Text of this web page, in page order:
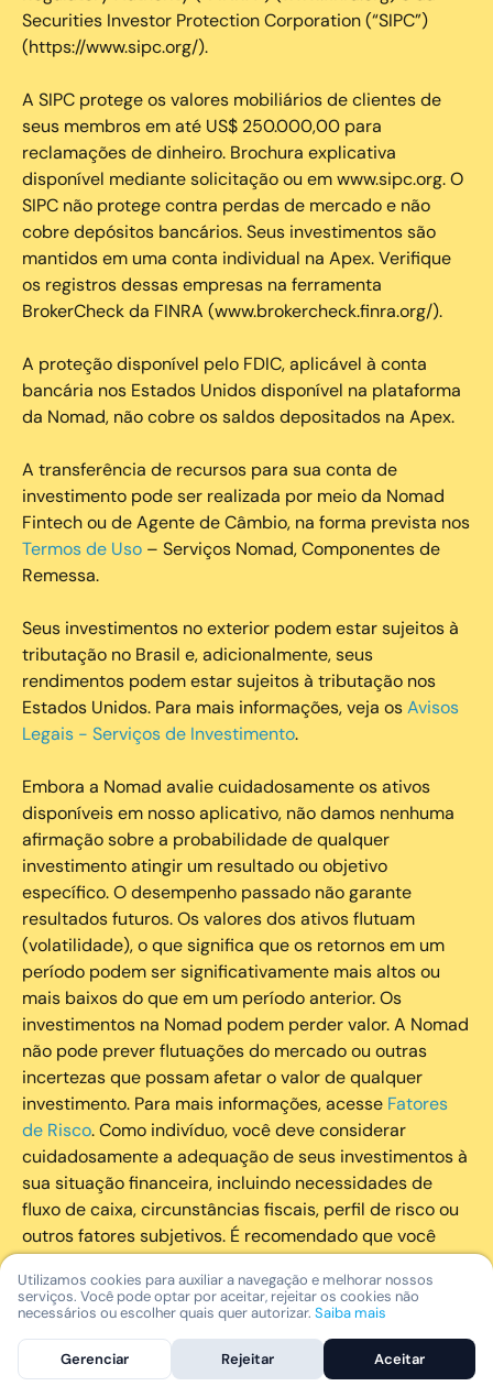
Securities Investor Protection Corporation (“SIPC”)
(https://www.sipc.org/).
A SIPC protege os valores mobiliários de clientes de
seus membros em até US$ 250.000,00 para
reclamações de dinheiro. Brochura explicativa
disponível mediante solicitação ou em www.sipc.org. O
SIPC não protege contra perdas de mercado e não
cobre depósitos bancários. Seus investimentos são
mantidos em uma conta individual na Apex. Verifique
os registros dessas empresas na ferramenta
BrokerCheck da FINRA (www.brokercheck.finra.org/).
A proteção disponível pelo FDIC, aplicável à conta
bancária nos Estados Unidos disponível na plataforma
da Nomad, não cobre os saldos depositados na Apex.
A transferência de recursos para sua conta de
investimento pode ser realizada por meio da Nomad
Fintech ou de Agente de Câmbio, na forma prevista nos
Termos de Uso – Serviços Nomad, Componentes de
Remessa.
Seus investimentos no exterior podem estar sujeitos à
tributação no Brasil e, adicionalmente, seus
rendimentos podem estar sujeitos à tributação nos
Estados Unidos. Para mais informações, veja osAvisos
Legais - Serviços de Investimento.
Embora a Nomad avalie cuidadosamente os ativos
disponíveis em nosso aplicativo, não damos nenhuma
afirmação sobre a probabilidade de qualquer
investimento atingir um resultado ou objetivo
específico. O desempenho passado não garante
resultados futuros. Os valores dos ativos flutuam
(volatilidade), o que significa que os retornos em um
período podem ser significativamente mais altos ou
mais baixos do que em um período anterior. Os
investimentos na Nomad podem perder valor. A Nomad
não pode prever flutuações do mercado ou outras
incertezas que possam afetar o valor de qualquer
investimento. Para mais informações, acesse Fatores
de Risco. Como indivíduo, você deve considerar
cuidadosamente a adequação de seus investimentos à
sua situação financeira, incluindo necessidades de
fluxo de caixa, circunstâncias fiscais, perfil de risco ou
outros fatores subjetivos. É recomendado que você
utilize todos os recursos disponíveis para se informar
sobre investimentos de maneira geral e sobre a
composição geral de seu portfólio. Questões fiscais ou
legais relativas aos investimentos realizados através da
Nomad devem ser obtidas pelos próprios clientes. A
Utilizamos cookies para auxiliar a navegação e melhorar nossos
serviços. Você pode optar por aceitar, rejeitar os cookies não
necessários ou escolher quais quer autorizar. Saiba mais
Gerenciar Rejeitar Aceitar